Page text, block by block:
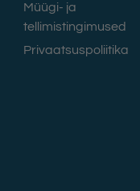
Müügi- ja
tellimistingimused
Privaatsuspoliitika